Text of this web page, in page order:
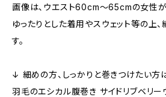
画像は、ウエスト60cm～65cmの女性が
ゆったりとした着用やスウェット等の上
す。
↓ 細めの方、しっかりと巻きつけたい方
羽毛のエシカル腹巻き サイドリブベリー